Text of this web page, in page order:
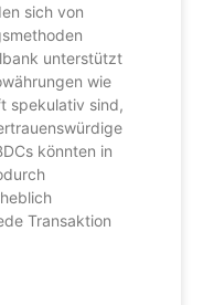
sich von
unterstützt
wie
spekulativ sind,
könnten in
Transaktion